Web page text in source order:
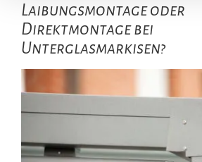
Laibungsmontage oder
Direktmontage bei
Unterglasmarkisen?
grösseres
Bild